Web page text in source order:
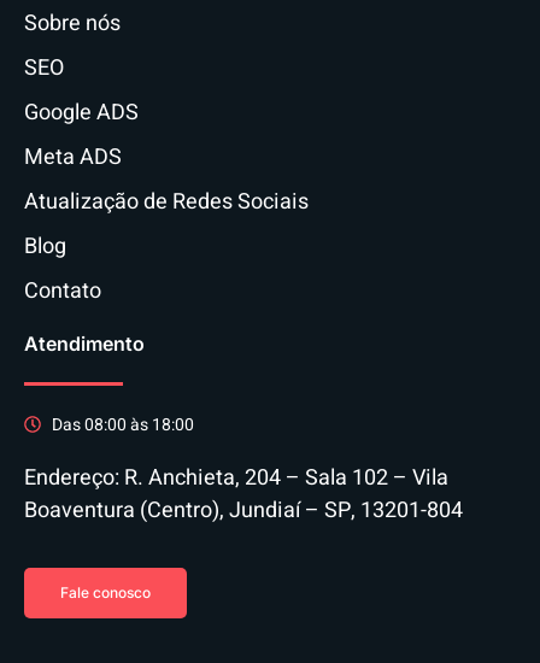
Sobre nós
SEO
Google ADS
Meta ADS
Atualização de Redes Sociais
Blog
Contato
Atendimento
Das 08:00 às 18:00
Endereço: R. Anchieta, 204 – Sala 102 – Vila
Boaventura (Centro), Jundiaí – SP, 13201-804
Fale conosco